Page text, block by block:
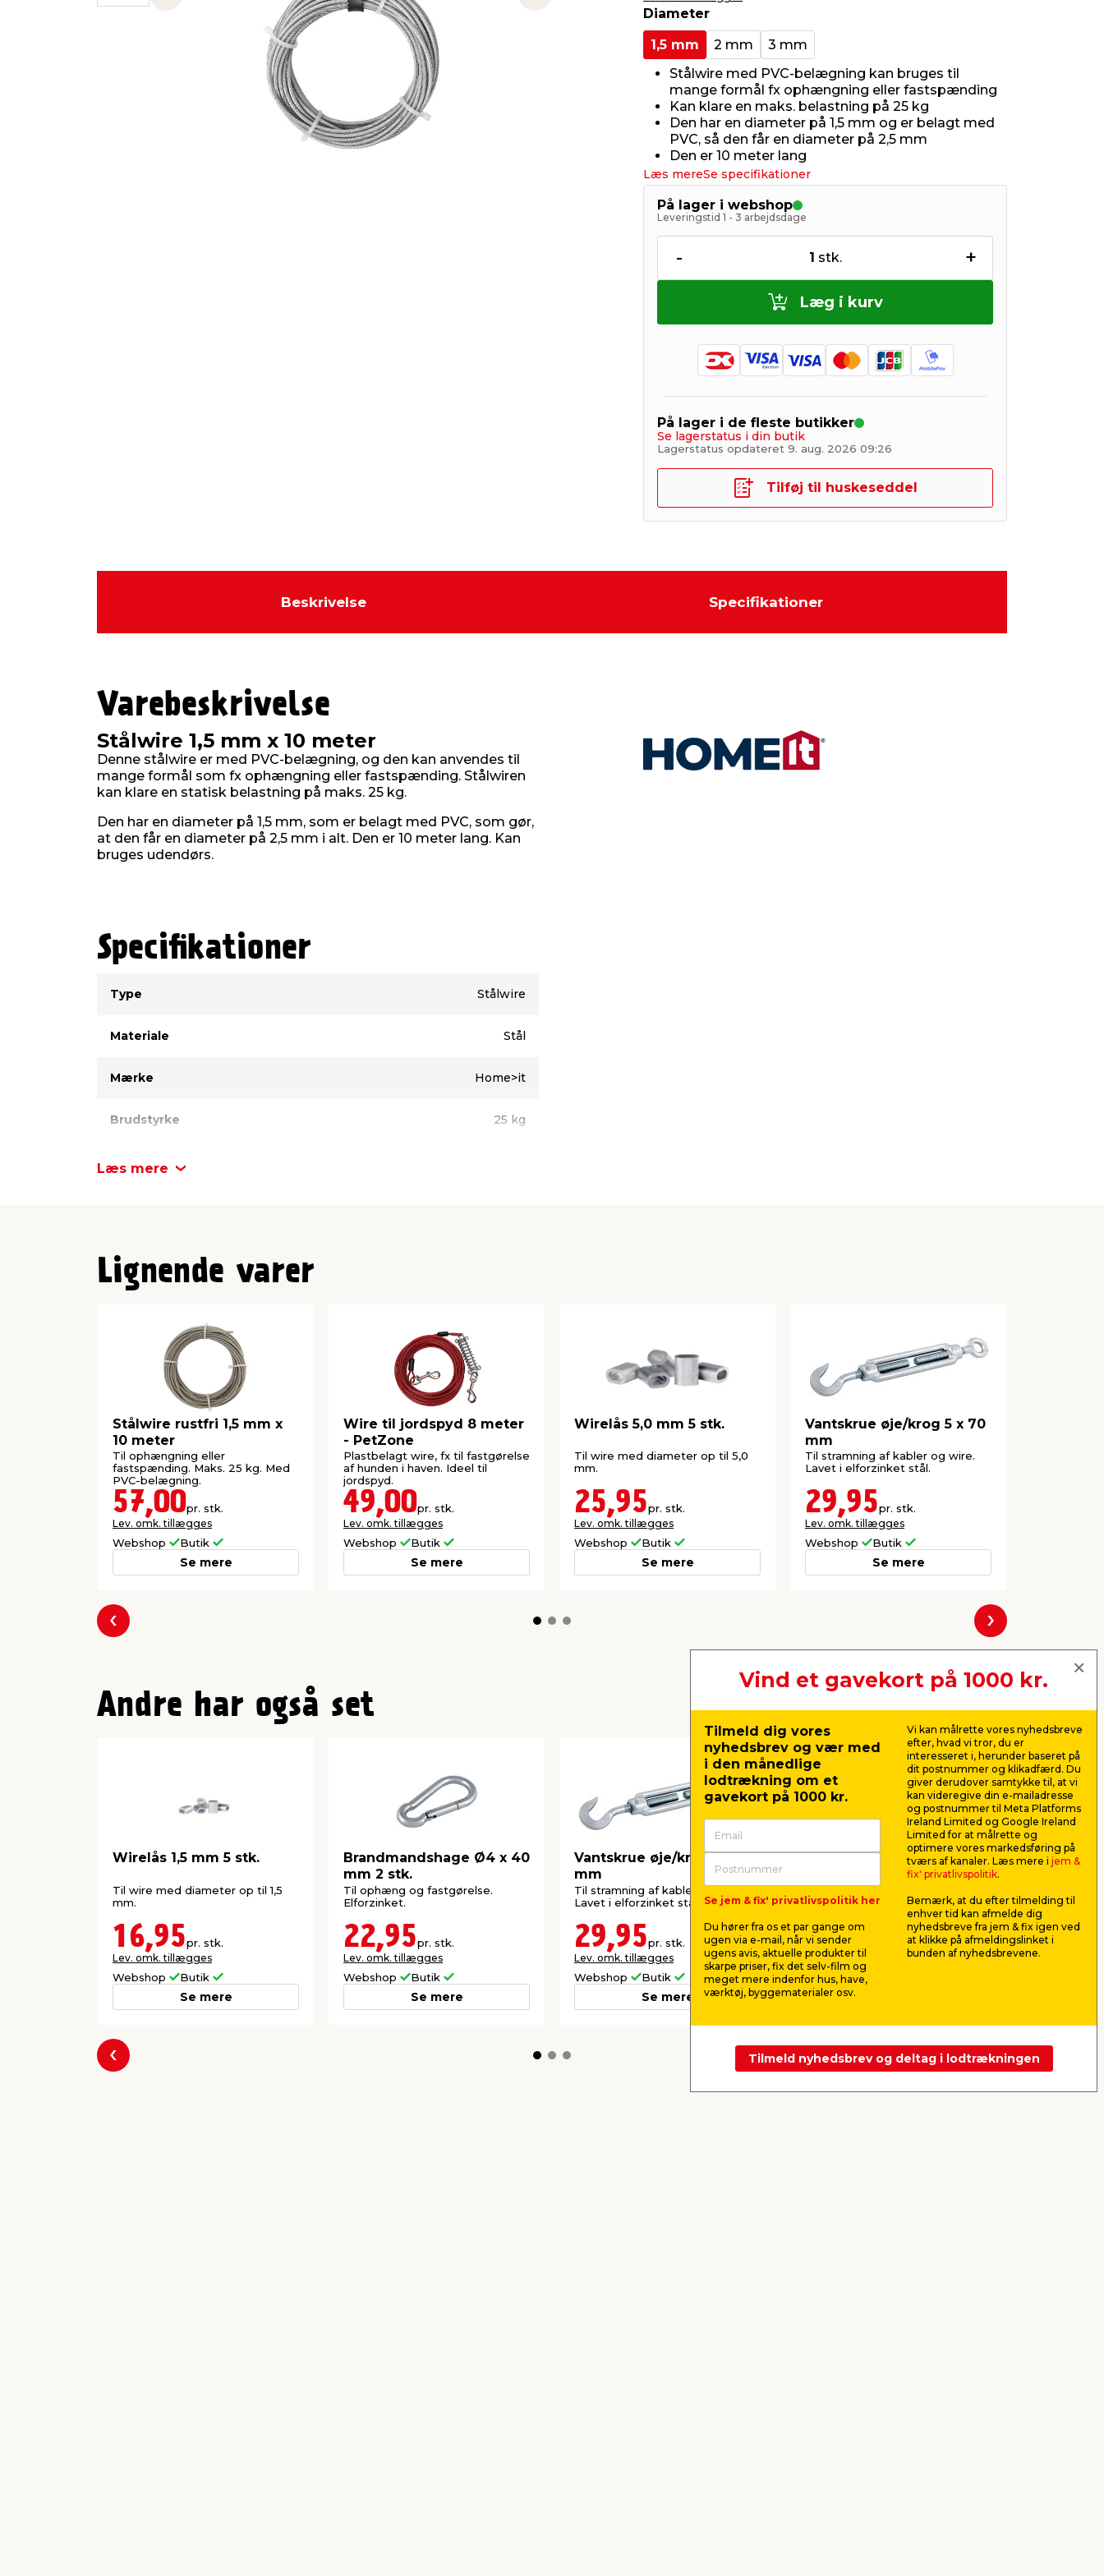
Previous slide Next slide
Diameter
1,5 mm
2 mm
3 mm
Stålwire med PVC-belægning kan bruges til
mange formål fx ophængning eller fastspænding
Kan klare en maks. belastning på 25 kg
Den har en diameter på 1,5 mm og er belagt med
PVC, så den får en diameter på 2,5 mm
Den er 10 meter lang
Læs mereSe specifikationer
På lager i webshop
Leveringstid 1 - 3 arbejdsdage
- 1 stk. +
Læg i kurv
På lager i de fleste butikker
Se lagerstatus i din butik
Lagerstatus opdateret 9. aug. 2026 09:26
Tilføj til huskeseddel
Beskrivelse Specifikationer
Varebeskrivelse
Stålwire 1,5 mm x 10 meter
Denne stålwire er med PVC-belægning, og den kan anvendes til
mange formål som fx ophængning eller fastspænding. Stålwiren
kan klare en statisk belastning på maks. 25 kg.
Den har en diameter på 1,5 mm, som er belagt med PVC, som gør,
at den får en diameter på 2,5 mm i alt. Den er 10 meter lang. Kan
bruges udendørs.
Specifikationer
Type
Stålwire
Materiale Stål
Mærke Home>it
Brudstyrke 25 kg
Kæder - Længde
Læs mere
Lignende varer
Stålwire rustfri 1,5 mm x
10 meter
Til ophængning eller
fastspænding. Maks. 25 kg. Med
PVC-belægning.
57,00pr. stk.
Lev. omk. tillægges
Webshop Butik
Se mere
Wire til jordspyd 8 meter
- PetZone
Plastbelagt wire, fx til fastgørelse
af hunden i haven. Ideel til
jordspyd.
49,00pr. stk.
Lev. omk. tillægges
Webshop Butik
Se mere
Wirelås 5,0 mm 5 stk.
Til wire med diameter op til 5,0
mm.
25,95pr. stk.
Lev. omk. tillægges
Webshop Butik
Se mere
Vantskrue øje/krog 5 x 70
mm
Til stramning af kabler og wire.
Lavet i elforzinket stål.
29,95pr. stk.
Lev. omk. tillægges
Webshop Butik
Se mere
Forrige Næste
Andre har også set
Wirelås 1,5 mm 5 stk.
Til wire med diameter op til 1,5
mm.
16,95pr. stk.
Lev. omk. tillægges
Webshop Butik
Se mere
Brandmandshage Ø4 x 40
mm 2 stk.
Til ophæng og fastgørelse.
Elforzinket.
22,95pr. stk.
Lev. omk. tillægges
Webshop Butik
Se mere
Vantskrue øje/krog 5 x 70
mm
Til stramning af kabler og wire.
Lavet i elforzinket stål.
29,95pr. stk.
Lev. omk. tillægges
Webshop Butik
Se mere
Wirelås 2,5 mm 5 stk.
Til wire med diameter op til 2,5
mm.
19,95 pr. stk.
Lev. omk. tillægges
Webshop
NKT
emner.
brug. 10 stk.
Lev. omk.
Forrige Næste
Vind et gavekort på 1000 kr.
Tilmeld dig vores
nyhedsbrev og vær med
i den månedlige
lodtrækning om et
gavekort på 1000 kr.
Se jem & fix' privatlivspolitik her
Du hører fra os et par gange om
ugen via e-mail, når vi sender
ugens avis, aktuelle produkter til
skarpe priser, fix det selv-film og
meget mere indenfor hus, have,
værktøj, byggematerialer osv.
Vi kan målrette vores nyhedsbreve
efter, hvad vi tror, du er
interesseret i, herunder baseret på
dit postnummer og klikadfærd. Du
giver derudover samtykke til, at vi
kan videregive din e-mailadresse
og postnummer til Meta Platforms
Ireland Limited og Google Ireland
Limited for at målrette og
optimere vores markedsføring på
tværs af kanaler. Læs mere i jem &
fix' privatlivspolitik.
Bemærk, at du efter tilmelding til
enhver tid kan afmelde dig
nyhedsbreve fra jem & fix igen ved
at klikke på afmeldingslinket i
bunden af nyhedsbrevene.
Tilmeld nyhedsbrev og deltag i lodtrækningen